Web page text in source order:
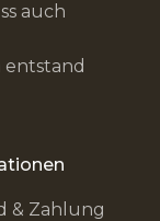
auch
entstand
& Zahlung